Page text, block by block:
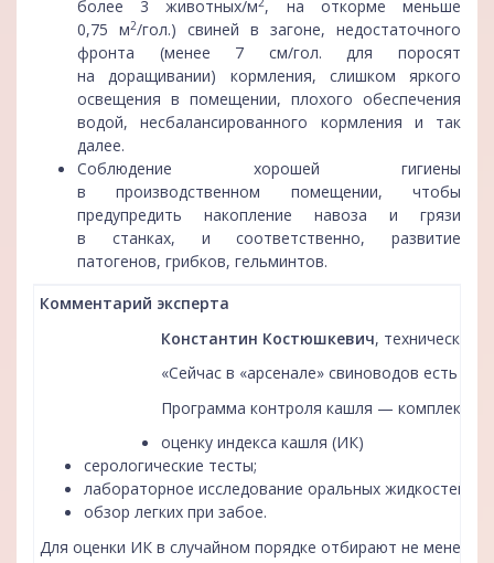
более 3 животных/м , на откорме меньше
0,75 м2/гол.) свиней в загоне, недостаточного
фронта (менее 7 см/гол. для поросят
на доращивании) кормления, слишком яркого
освещения в помещении, плохого обеспечения
водой, несбалансированного кормления и так
далее.
Соблюдение хорошей гигиены
в производственном помещении, чтобы
предупредить накопление навоза и грязи
в станках, и соответственно, развитие
патогенов, грибков, гельминтов.
Комментарий эксперта
Константин Костюшкевич, технический
«Сейчас в «арсенале» свиноводов есть
Программа контроля кашля — комплекс
оценку индекса кашля (ИК)
серологические тесты;
лабораторное исследование оральных жидкостей;
обзор легких при забое.
Для оценки ИК в случайном порядке отбирают не менее